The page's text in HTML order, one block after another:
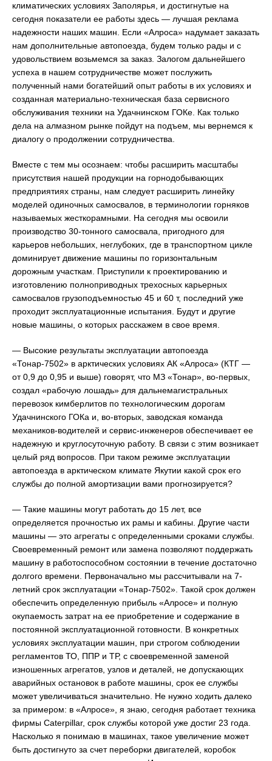
климатических условиях Заполярья, и достигнутые на
сегодня показатели ее работы здесь — лучшая реклама
надежности наших машин. Если «Алроса» надумает заказать
нам дополнительные автопоезда, будем только рады и с
удовольствием возьмемся за заказ. Залогом дальнейшего
успеха в нашем сотрудничестве может послужить
полученный нами богатейший опыт работы в их условиях и
созданная материально-техническая база сервисного
обслуживания техники на Удачнинском ГОКе. Как только
дела на алмазном рынке пойдут на подъем, мы вернемся к
диалогу о продолжении сотрудничества.
Вместе с тем мы осознаем: чтобы расширить масштабы
присутствия нашей продукции на горнодобывающих
предприятиях страны, нам следует расширить линейку
моделей одиночных самосвалов, в терминологии горняков
называемых жесткорамными. На сегодня мы освоили
производство 30-тонного самосвала, пригодного для
карьеров небольших, неглубоких, где в транспортном цикле
доминирует движение машины по горизонтальным
дорожным участкам. Приступили к проектированию и
изготовлению полноприводных трехосных карьерных
самосвалов грузоподъемностью 45 и 60 т, последний уже
проходит эксплуатационные испытания. Будут и другие
новые машины, о которых расскажем в свое время.
— Высокие результаты эксплуатации автопоезда
«Тонар-7502» в арктических условиях АК «Алроса» (КТГ —
от 0,9 до 0,95 и выше) говорят, что МЗ «Тонар», во-первых,
создал «рабочую лошадь» для дальнемагистральных
перевозок кимберлитов по технологическим дорогам
Удачнинского ГОКа и, во-вторых, заводская команда
механиков-водителей и сервис-инженеров обеспечивает ее
надежную и круглосуточную работу. В связи с этим возникает
целый ряд вопросов. При таком режиме эксплуатации
автопоезда в арктическом климате Якутии какой срок его
службы до полной амортизации вами прогнозируется?
— Такие машины могут работать до 15 лет, все
определяется прочностью их рамы и кабины. Другие части
машины — это агрегаты с определенными сроками службы.
Своевременный ремонт или замена позволяют поддержать
машину в работоспособном состоянии в течение достаточно
долгого времени. Первоначально мы рассчитывали на 7-
летний срок эксплуатации «Тонар-7502». Такой срок должен
обеспечить определенную прибыль «Алросе» и полную
окупаемость затрат на ее приобретение и содержание в
постоянной эксплуатационной готовности. В конкретных
условиях эксплуатации машин, при строгом соблюдении
регламентов ТО, ППР и ТР, с своевременной заменой
изношенных агрегатов, узлов и деталей, не допускающих
аварийных остановок в работе машины, срок ее службы
может увеличиваться значительно. Не нужно ходить далеко
за примером: в «Алросе», я знаю, сегодня работает техника
фирмы Caterpillar, срок службы которой уже достиг 23 года.
Насколько я понимаю в машинах, такое увеличение может
быть достигнуто за счет переборки двигателей, коробок